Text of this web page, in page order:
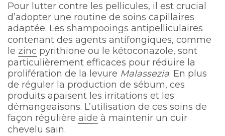
Pour lutter contre les pellicules, il est crucial
d’adopter une routine de soins capillaires
adaptée. Les shampooings antipelliculaires
contenant des agents antifongiques, comme
le zinc pyrithione ou le kétoconazole, sont
particulièrement efficaces pour réduire la
prolifération de la levure Malassezia. En plus
de réguler la production de sébum, ces
produits apaisent les irritations et les
démangeaisons. L’utilisation de ces soins de
façon régulière aide à maintenir un cuir
chevelu sain.